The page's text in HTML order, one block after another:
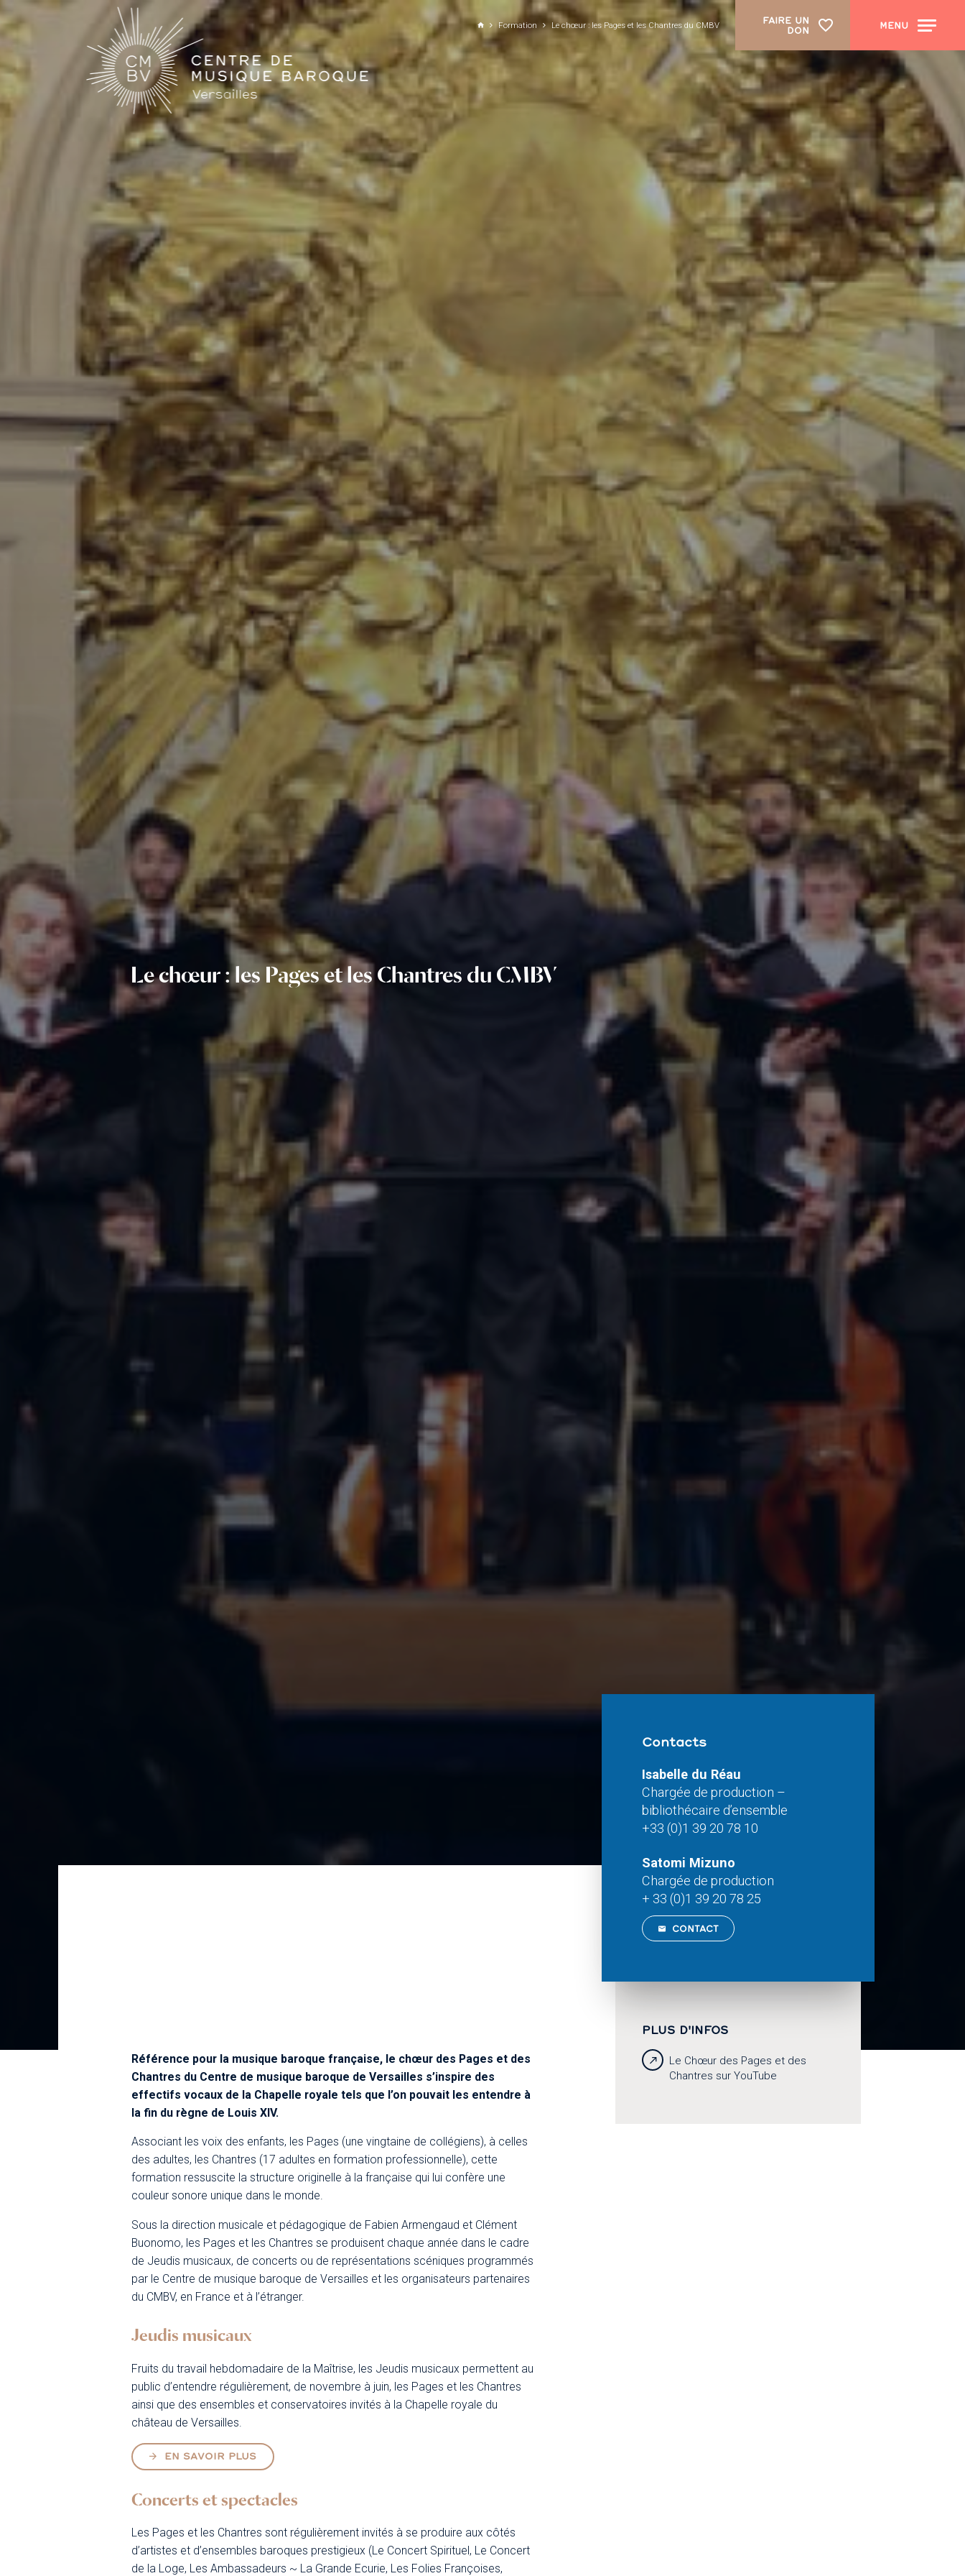
ALLER AU CONTENU PRINCIPAL
Formation Le chœur : les Pages et les Chantres du CMBV
Le chœur : les Pages et les Chantres du CMBV
Référence pour la musique baroque française, le chœur des Pages et des
Chantres du Centre de musique baroque de Versailles s’inspire des
effectifs vocaux de la Chapelle royale tels que l’on pouvait les entendre à
la fin du règne de Louis XIV.
Associant les voix des enfants, les Pages (une vingtaine de collégiens), à celles
des adultes, les Chantres (17 adultes en formation professionnelle), cette
formation ressuscite la structure originelle à la française qui lui confère une
couleur sonore unique dans le monde.
Sous la direction musicale et pédagogique de Fabien Armengaud et Clément
Buonomo, les Pages et les Chantres se produisent chaque année dans le cadre
de Jeudis musicaux, de concerts ou de représentations scéniques programmés
par le Centre de musique baroque de Versailles et les organisateurs partenaires
du CMBV, en France et à l’étranger.
Jeudis musicaux
Fruits du travail hebdomadaire de la Maîtrise, les Jeudis musicaux permettent au
public d’entendre régulièrement, de novembre à juin, les Pages et les Chantres
ainsi que des ensembles et conservatoires invités à la Chapelle royale du
château de Versailles.
EN SAVOIR PLUS
Concerts et spectacles
Les Pages et les Chantres sont régulièrement invités à se produire aux côtés
d’artistes et d’ensembles baroques prestigieux (Le Concert Spirituel, Le Concert
de la Loge, Les Ambassadeurs ~ La Grande Ecurie, Les Folies Françoises,
Contacts
Isabelle du Réau
Chargée de production –
bibliothécaire d’ensemble
+33 (0)1 39 20 78 10
Satomi Mizuno
Chargée de production
+ 33 (0)1 39 20 78 25
CONTACT
PLUS D'INFOS
Le Chœur des Pages et des
Chantres sur YouTube
FAIRE UN
DON
MENU